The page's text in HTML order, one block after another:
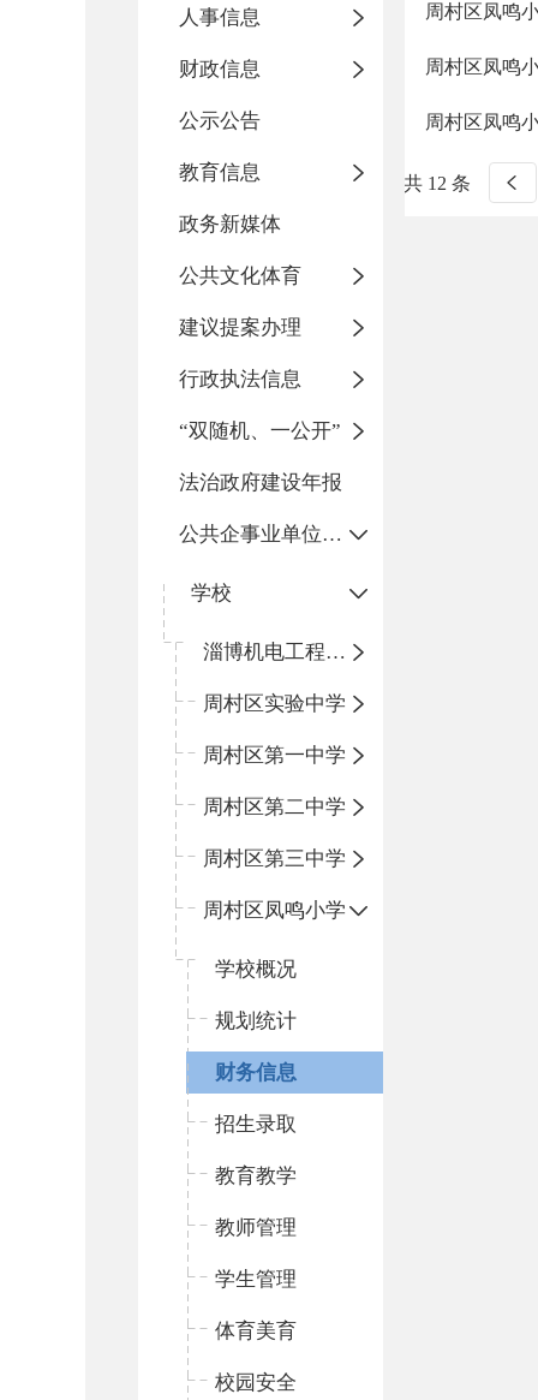
人事信息
财政信息
公示公告
教育信息
政务新媒体
公共文化体育
建议提案办理
行政执法信息
“双随机、一公开”
法治政府建设年报
公共企事业单位信息公开
学校
淄博机电工程学校
周村区实验中学
周村区第一中学
周村区第二中学
周村区第三中学
周村区凤鸣小学
学校概况
规划统计
财务信息
招生录取
教育教学
教师管理
学生管理
体育美育
校园安全
周村区凤鸣
周村区凤鸣
周村区凤鸣
共 12 条